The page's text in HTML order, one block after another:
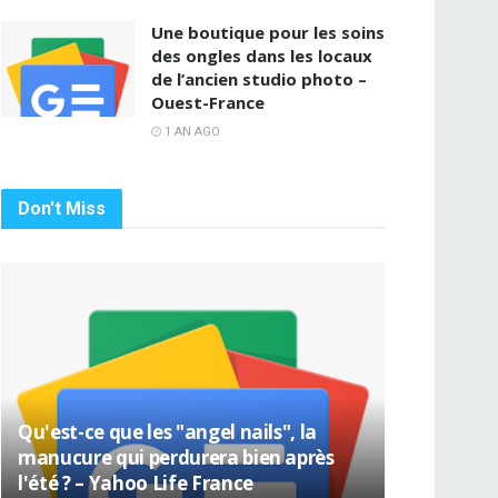
Une boutique pour les soins
des ongles dans les locaux
de l’ancien studio photo –
Ouest-France
1 AN AGO
Don't Miss
Qu'est-ce que les "angel nails", la
manucure qui perdurera bien après
l'été ? – Yahoo Life France